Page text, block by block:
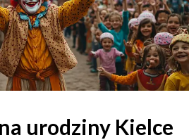
urodziny Kielce